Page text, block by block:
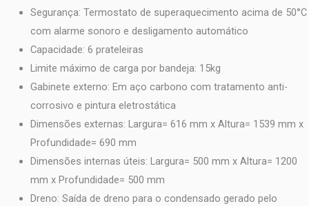
Segurança: Termostato de superaquecimento acima de 50°C
com alarme sonoro e desligamento automático
Capacidade: 6 prateleiras
Limite máximo de carga por bandeja: 15kg
Gabinete externo: Em aço carbono com tratamento anti-
corrosivo e pintura eletrostática
Dimensões externas: Largura= 616 mm x Altura= 1539 mm x
Profundidade= 690 mm
Dimensões internas úteis: Largura= 500 mm x Altura= 1200
mm x Profundidade= 500 mm
Dreno: Saída de dreno para o condensado gerado pelo